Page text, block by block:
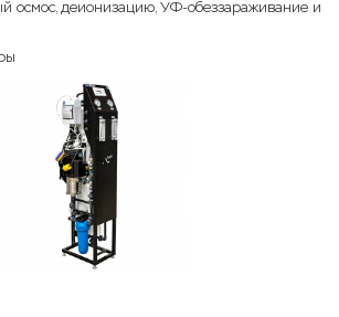
осмос, деионизацию, УФ-обеззараживание и